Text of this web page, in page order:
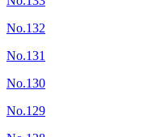
No.132
No.131
No.130
No.129